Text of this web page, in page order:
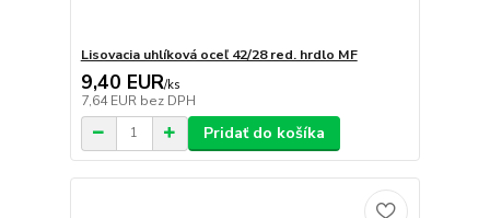
Lisovacia uhlíková oceľ 42/28 red. hrdlo MF
9,40 EUR/ks
7,64 EUR bez DPH
Pridať do košíka